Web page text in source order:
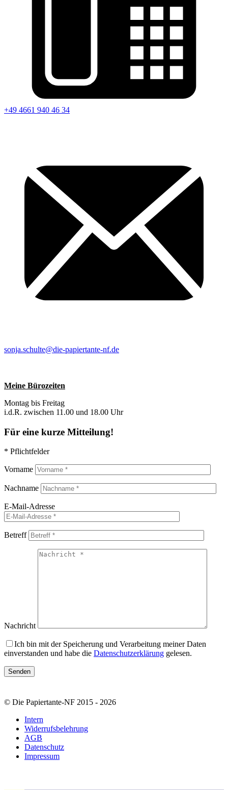
+49 4661 940 46 34
sonja.schulte@die-papiertante-nf.de
Meine Bürozeiten
Montag bis Freitag
i.d.R. zwischen 11.00 und 18.00 Uhr
Für eine kurze Mitteilung!
* Pflichtfelder
Vorname
Nachname
E-Mail-Adresse
Betreff
Nachricht
Ich bin mit der Speicherung und Verarbeitung meiner Daten
einverstanden und habe die Datenschutzerklärung gelesen.
© Die Papiertante-NF 2015 - 2026
Intern
Widerrufsbelehrung
AGB
Datenschutz
Impressum